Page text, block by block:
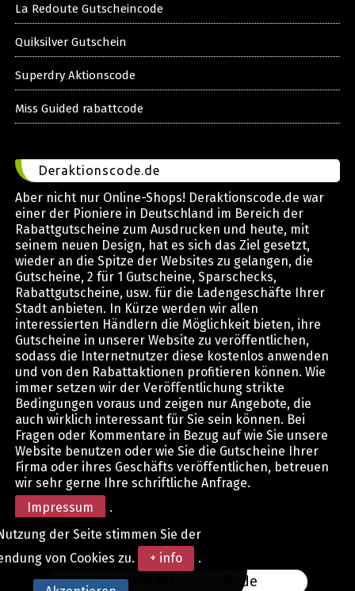
La Redoute Gutscheincode
Quiksilver Gutschein
Superdry Aktionscode
Miss Guided rabattcode
Deraktionscode.de
Aber nicht nur Online-Shops! Deraktionscode.de war
einer der Pioniere in Deutschland im Bereich der
Rabattgutscheine zum Ausdrucken und heute, mit
seinem neuen Design, hat es sich das Ziel gesetzt,
wieder an die Spitze der Websites zu gelangen, die
Gutscheine, 2 für 1 Gutscheine, Sparschecks,
Rabattgutscheine, usw. für die Ladengeschäfte Ihrer
Stadt anbieten. In Kürze werden wir allen
interessierten Händlern die Möglichkeit bieten, ihre
Gutscheine in unserer Website zu veröffentlichen,
sodass die Internetnutzer diese kostenlos anwenden
und von den Rabattaktionen profitieren können. Wie
immer setzen wir der Veröffentlichung strikte
Bedingungen voraus und zeigen nur Angebote, die
auch wirklich interessant für Sie sein können. Bei
Fragen oder Kommentare in Bezug auf wie Sie unsere
Website benutzen oder wie Sie die Gutscheine Ihrer
Firma oder ihres Geschäfts veröffentlichen, betreuen
wir sehr gerne Ihre schriftliche Anfrage.
Impressum
.
www.DerAktionsCode.de
der Seite stimmen Sie der
von Cookies zu.
+ info .